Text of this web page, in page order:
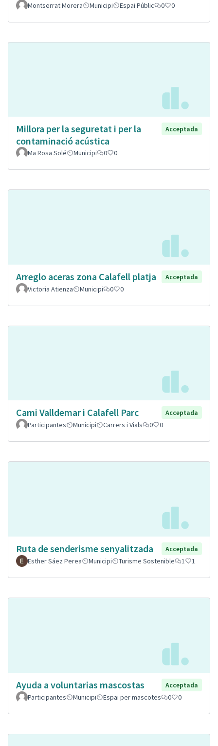
Montserrat Morera
Municipi Espai Públic 0 0
Millora per la seguretat i per la
contaminació acústica
Acceptada
Ma Rosa Solé Municipi 0 0
Arreglo aceras zona Calafell platja
Acceptada
Victoria Atienza
Municipi 0 0
Cami Valldemar i Calafell Parc
Acceptada
Participantes
Municipi Carrers i Vials 0 0
Ruta de senderisme senyalitzada
Acceptada
Esther Sáez Perea
Municipi Turisme Sostenible 1 1
Ayuda a voluntarias mascostas
Acceptada
Participantes
Municipi Espai per mascotes 0 0